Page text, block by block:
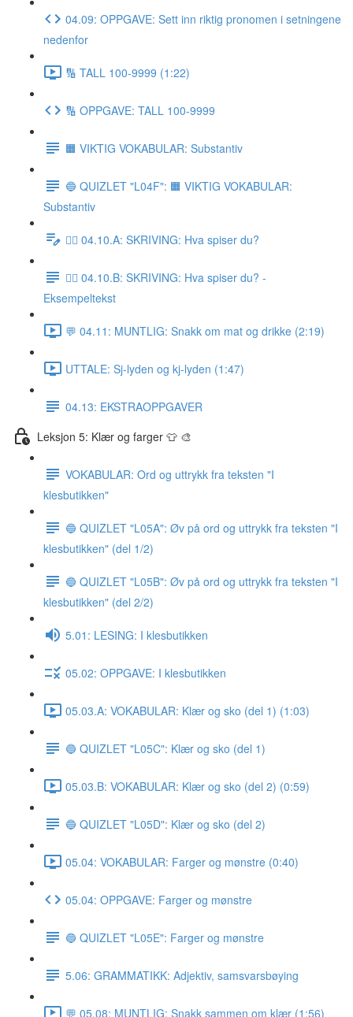
04.09: OPPGAVE: Sett inn riktig pronomen i setningene
nedenfor
🔢 TALL 100-9999 (1:22)
🔢 OPPGAVE: TALL 100-9999
🟧 VIKTIG VOKABULAR: Substantiv
🔵 QUIZLET "L04F": 🟧 VIKTIG VOKABULAR:
Substantiv
✍🏼 04.10.A: SKRIVING: Hva spiser du?
✍🏼 04.10.B: SKRIVING: Hva spiser du? -
Eksempeltekst
💬 04.11: MUNTLIG: Snakk om mat og drikke (2:19)
UTTALE: Sj-lyden og kj-lyden (1:47)
04.13: EKSTRAOPPGAVER
Leksjon 5: Klær og farger 👕 🎨
VOKABULAR: Ord og uttrykk fra teksten "I
klesbutikken"
🔵 QUIZLET "L05A": Øv på ord og uttrykk fra teksten "I
klesbutikken" (del 1/2)
🔵 QUIZLET "L05B": Øv på ord og uttrykk fra teksten "I
klesbutikken" (del 2/2)
5.01: LESING: I klesbutikken
05.02: OPPGAVE: I klesbutikken
05.03.A: VOKABULAR: Klær og sko (del 1) (1:03)
🔵 QUIZLET "L05C": Klær og sko (del 1)
05.03.B: VOKABULAR: Klær og sko (del 2) (0:59)
🔵 QUIZLET "L05D": Klær og sko (del 2)
05.04: VOKABULAR: Farger og mønstre (0:40)
05.04: OPPGAVE: Farger og mønstre
🔵 QUIZLET "L05E": Farger og mønstre
5.06: GRAMMATIKK: Adjektiv, samsvarsbøying
💬 05.08: MUNTLIG: Snakk sammen om klær (1:56)